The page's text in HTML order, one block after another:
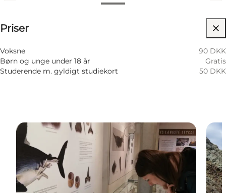
Priser
Voksne
90 DKK
Børn og unge under 18 år
Gratis
Studerende m. gyldigt studiekort
50 DKK